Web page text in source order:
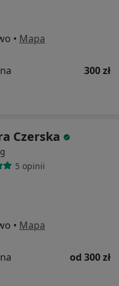
• Mapa
300 zł
Czerska
5 opinii
• Mapa
od 300 zł